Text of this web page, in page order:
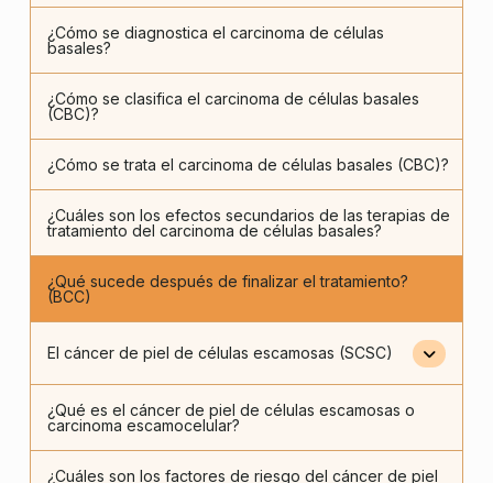
¿Cómo se diagnostica el carcinoma de células
basales?
¿Cómo se clasifica el carcinoma de células basales
(CBC)?
¿Cómo se trata el carcinoma de células basales (CBC)?
¿Cuáles son los efectos secundarios de las terapias de
tratamiento del carcinoma de células basales?
¿Qué sucede después de finalizar el tratamiento?
(BCC)
El cáncer de piel de células escamosas (SCSC)
¿Qué es el cáncer de piel de células escamosas o
carcinoma escamocelular?
¿Cuáles son los factores de riesgo del cáncer de piel